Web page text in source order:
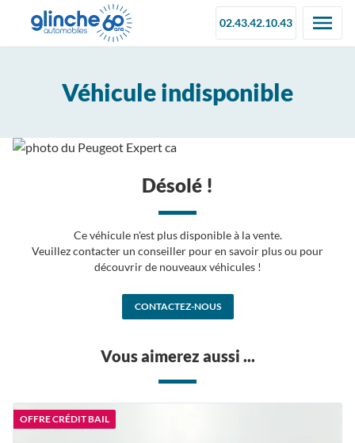
02.43.42.10.43
Véhicule indisponible
Désolé !
Ce véhicule n'est plus disponible à la vente.
Veuillez contacter un conseiller pour en savoir plus ou pour
découvrir de nouveaux véhicules !
CONTACTEZ-NOUS
Vous aimerez aussi ...
OFFRE CRÉDIT BAIL